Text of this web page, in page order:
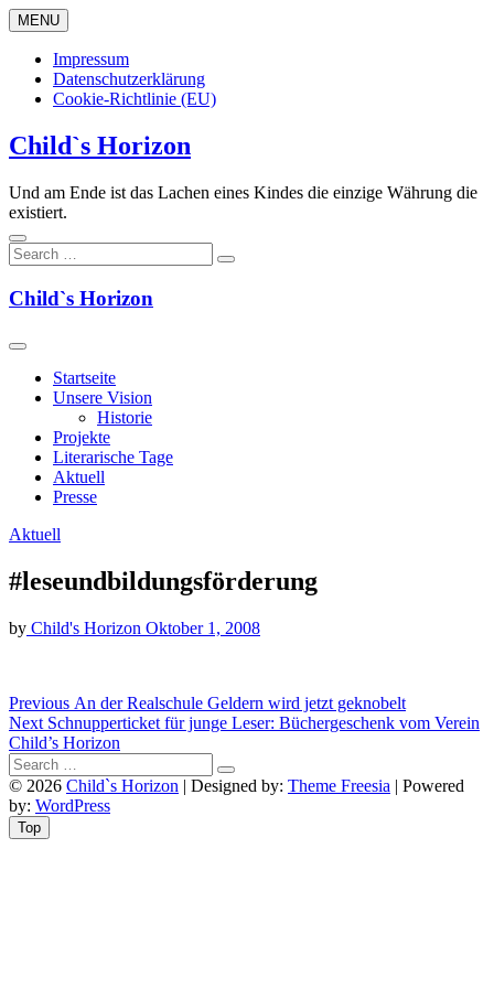
Skip
to
content
MENU
Impressum
Datenschutzerklärung
Cookie-Richtlinie (EU)
Child`s Horizon
Und am Ende ist das Lachen eines Kindes die einzige Währung die
existiert.
Child`s Horizon
Startseite
Unsere Vision
Historie
Projekte
Literarische Tage
Aktuell
Presse
Aktuell
#leseundbildungsförderung
by Child's Horizon Oktober 1, 2008
Beitragsnavigation
Previous Previous
post:
An der Realschule Geldern wird jetzt geknobelt
Next Next
post:
Schnupperticket für junge Leser: Büchergeschenk vom Verein
Child’s Horizon
© 2026 Child`s Horizon | Designed by: Theme Freesia | Powered
by: WordPress
Top